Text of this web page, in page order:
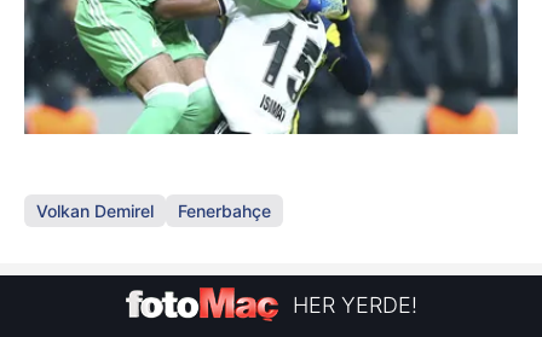
Volkan Demirel Fenerbahçe
HER YERDE!